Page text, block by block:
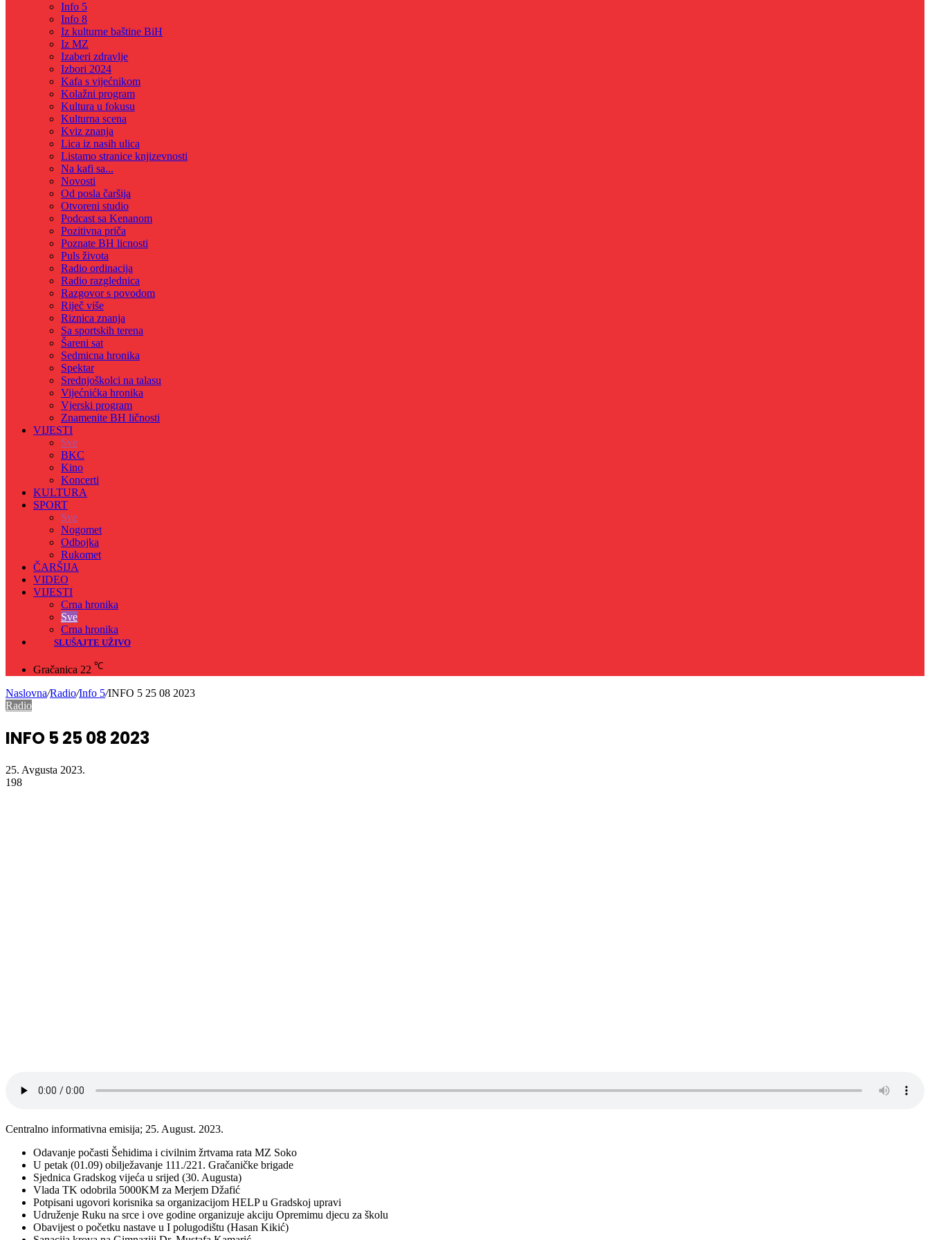
Info 5
Info 8
Iz kulturne baštine BiH
Iz MZ
Izaberi zdravlje
Izbori 2024
Kafa s vijećnikom
Kolažni program
Kultura u fokusu
Kulturna scena
Kviz znanja
Lica iz nasih ulica
Listamo stranice knjizevnosti
Na kafi sa...
Novosti
Od posla čaršija
Otvoreni studio
Podcast sa Kenanom
Pozitivna priča
Poznate BH licnosti
Puls života
Radio ordinacija
Radio razglednica
Razgovor s povodom
Riječ više
Riznica znanja
Sa sportskih terena
Šareni sat
Sedmicna hronika
Spektar
Srednjoškolci na talasu
Vijećnićka hronika
Vjerski program
Znamenite BH ličnosti
VIJESTI
Sve
BKC
Kino
Koncerti
KULTURA
SPORT
Sve
Nogomet
Odbojka
Rukomet
ČARŠIJA
VIDEO
VIJESTI
Crna hronika
Sve
Crna hronika
SLUŠAJTE UŽIVO
Gračanica 22 ℃
Naslovna/Radio/Info 5/INFO 5 25 08 2023
Radio
INFO 5 25 08 2023
25. Avgusta 2023.
198
Centralno informativna emisija; 25. August. 2023.
Odavanje počasti Šehidima i civilnim žrtvama rata MZ Soko
U petak (01.09) obilježavanje 111./221. Gračaničke brigade
Sjednica Gradskog vijeća u srijed (30. Augusta)
Vlada TK odobrila 5000KM za Merjem Džafić
Potpisani ugovori korisnika sa organizacijom HELP u Gradskoj upravi
Udruženje Ruku na srce i ove godine organizuje akciju Opremimu djecu za školu
Obavijest o početku nastave u I polugodištu (Hasan Kikić)